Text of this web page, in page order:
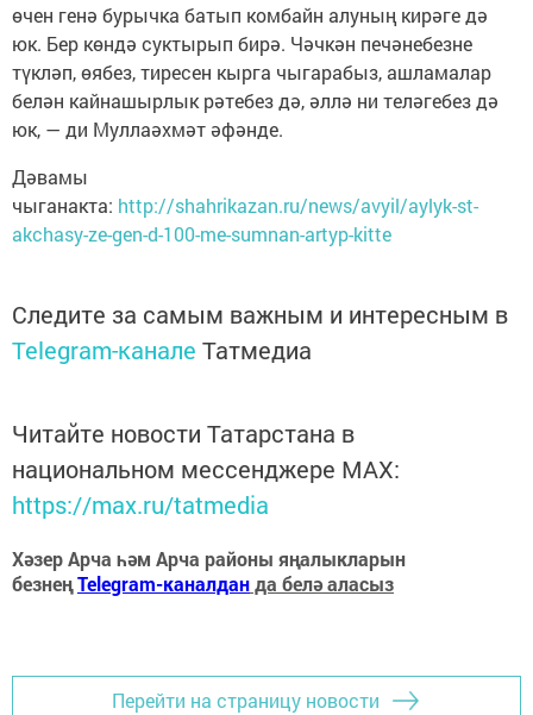
өчен генә бурычка батып комбайн алуның кирәге дә
юк. Бер көндә суктырып бирә. Чәчкән печәнебезне
түкләп, өябез, тиресен кырга чыгарабыз, ашламалар
белән кайнашырлык рәтебез дә, әллә ни теләгебез дә
юк, — ди Муллаәхмәт әфәнде.
Дәвамы
чыганакта: http://shahrikazan.ru/news/avyil/aylyk-st-
akchasy-ze-gen-d-100-me-sumnan-artyp-kitte
Следите за самым важным и интересным в
Telegram-канале Татмедиа
Читайте новости Татарстана в
национальном мессенджере MАХ:
https://max.ru/tatmedia
Хәзер Арча һәм Арча районы яңалыкларын
безнеңTelegram-каналданда белә аласыз
Перейти на страницу новости